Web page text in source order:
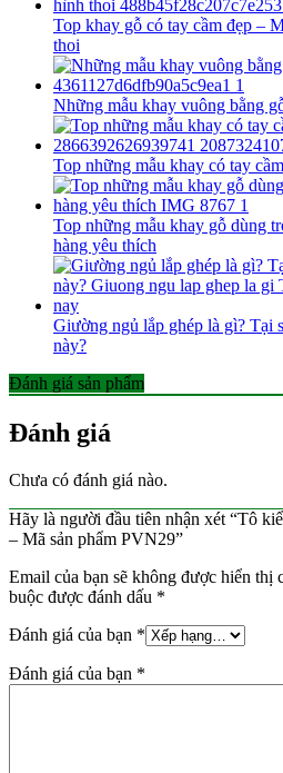
Top khay gỗ có tay cầm đẹp –
thoi
Những mẫu khay vuông bằng
Top những mẫu khay có tay
Top những mẫu khay gỗ dùng
hàng yêu thích
Giường ngủ lắp ghép là gì? Tại
này?
Đánh giá sản phẩm
Đánh giá
Chưa có đánh giá nào.
Hãy là người đầu tiên nhận xét “Tô
– Mã sản phẩm PVN29”
Email của bạn sẽ không được hiển thị
buộc được đánh dấu *
Đánh giá của bạn *
Đánh giá của bạn *